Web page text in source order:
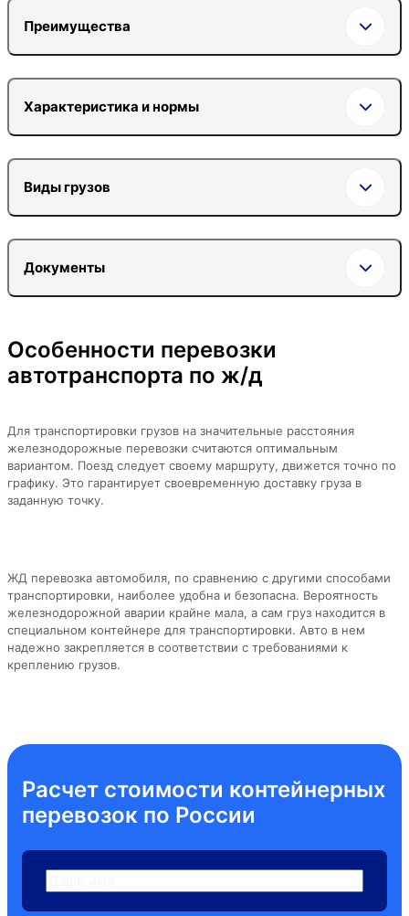
Преимущества
Характеристика и нормы
Виды грузов
Документы
Особенности перевозки
автотранспорта по ж/д
Для транспортировки грузов на значительные расстояния
железнодорожные перевозки считаются оптимальным
вариантом. Поезд следует своему маршруту, движется точно по
графику. Это гарантирует своевременную доставку груза в
заданную точку.
ЖД перевозка автомобиля, по сравнению с другими способами
транспортировки, наиболее удобна и безопасна. Вероятность
железнодорожной аварии крайне мала, а сам груз находится в
специальном контейнере для транспортировки. Авто в нем
надежно закрепляется в соответствии с требованиями к
креплению грузов.
Расчет стоимости контейнерных
перевозок по России